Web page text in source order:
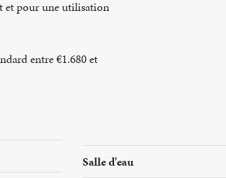
et pour une utilisation
entre €1.680 et
Salle d'eau